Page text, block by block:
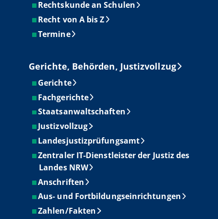
Rechtskunde an Schulen
Recht von A bis Z
Termine
Gerichte, Behörden, Justizvollzug
Gerichte
Fachgerichte
Staatsanwaltschaften
Justizvollzug
Landesjustizprüfungsamt
Zentraler IT-Dienstleister der Justiz des
Landes NRW
Anschriften
Aus- und Fortbildungseinrichtungen
Zahlen/Fakten